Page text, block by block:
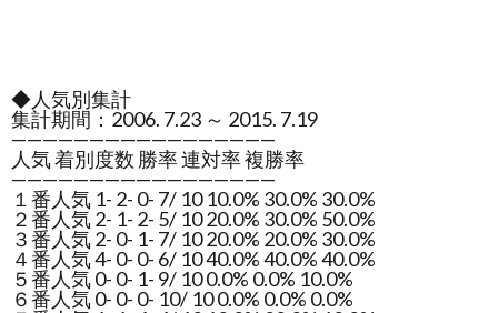
◆人気別集計
集計期間：2006. 7.23 ～ 2015. 7.19
—————————————————
人気 着別度数 勝率 連対率 複勝率
—————————————————
１番人気 1- 2- 0- 7/ 10 10.0% 30.0% 30.0%
２番人気 2- 1- 2- 5/ 10 20.0% 30.0% 50.0%
３番人気 2- 0- 1- 7/ 10 20.0% 20.0% 30.0%
４番人気 4- 0- 0- 6/ 10 40.0% 40.0% 40.0%
５番人気 0- 0- 1- 9/ 10 0.0% 0.0% 10.0%
６番人気 0- 0- 0- 10/ 10 0.0% 0.0% 0.0%